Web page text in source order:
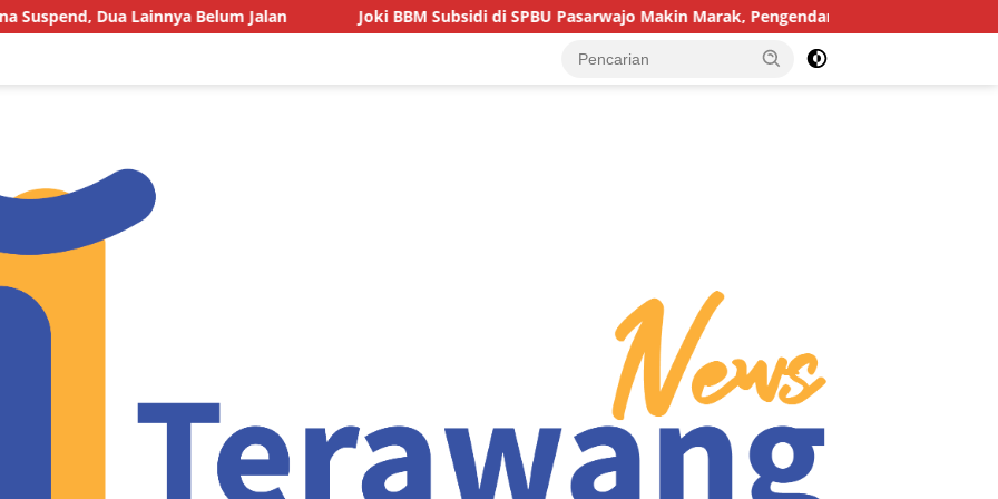
Belum Jalan Joki BBM Subsidi di SPBU Pasarwajo Makin Marak, Pengendara: “Polres Buton Dimana, Masa Mereka